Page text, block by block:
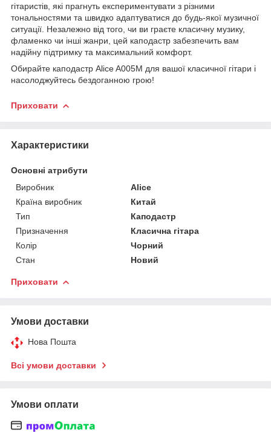
гітаристів, які прагнуть експериментувати з різними
тональностями та швидко адаптуватися до будь-якої музичної
ситуації. Незалежно від того, чи ви граєте класичну музику,
фламенко чи інші жанри, цей каподастр забезпечить вам
надійну підтримку та максимальний комфорт.
Обирайте каподастр Alice A005M для вашої класичної гітари і
насолоджуйтесь бездоганною грою!
Приховати
Характеристики
Основні атрибути
Виробник
Alice
Країна виробник
Китай
Тип
Каподастр
Призначення
Класична гітара
Колір
Чорний
Стан
Новий
Приховати
Умови доставки
Нова Пошта
Всі умови доставки
Умови оплати